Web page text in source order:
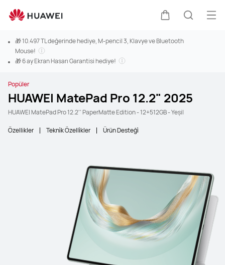
🎁 10.497 TL değerinde hediye, M-pencil 3, Klavye ve Bluetooth
Mouse!
🎁 6 ay Ekran Hasarı Garantisi hediye!
Popüler
HUAWEI MatePad Pro 12.2" 2025
HUAWEI MatePad Pro 12.2'' PaperMatte Edition - 12+512GB - Yeşil
Özellikler Tekni̇k Özelli̇kler Ürün Desteği̇